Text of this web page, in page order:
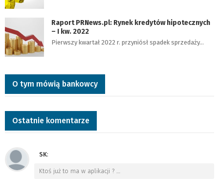
Raport PRNews.pl: Rynek kredytów hipotecznych
– I kw. 2022
Pierwszy kwartał 2022 r. przyniósł spadek sprzedaży…
O tym mówią bankowcy
Ostatnie komentarze
SK:
Ktoś już to ma w aplikacji ?